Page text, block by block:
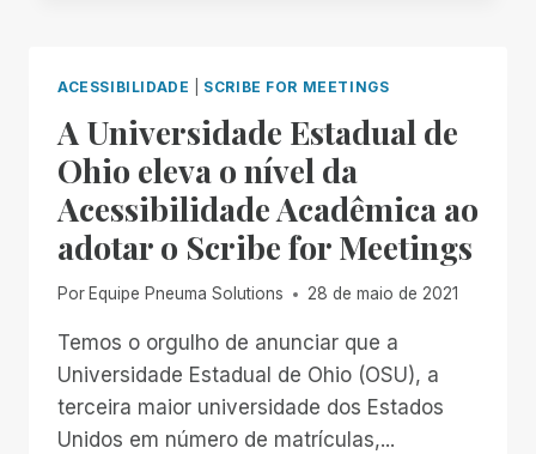
ESTUPIDEZ:
MINHA
EXPERIÊNCIA
COM
O
PIT
1150
ACESSIBILIDADE SCRIBE FOR MEETINGS
A Universidade Estadual de
Ohio eleva o nível da
Acessibilidade Acadêmica ao
adotar o Scribe for Meetings
Por Equipe Pneuma Solutions 28 de maio de 2021
Temos o orgulho de anunciar que a
Universidade Estadual de Ohio (OSU), a
terceira maior universidade dos Estados
Unidos em número de matrículas,...